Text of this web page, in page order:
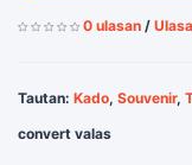
0 ulasan /
Tautan: Kado, Souvenir,
convert valas